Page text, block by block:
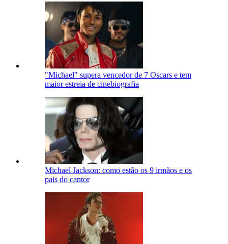
"Michael" supera vencedor de 7 Oscars e tem
maior estreia de cinebiografia
Michael Jackson: como estão os 9 irmãos e os
pais do cantor